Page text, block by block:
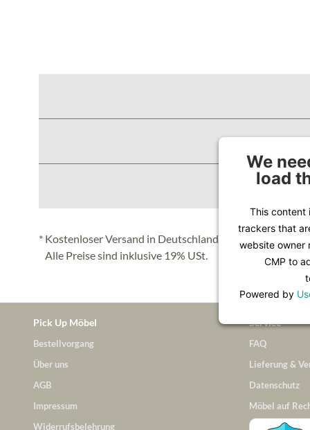
We
load
This content
trackers that
website owner
CMP to
Powered by
* Kostenloser Versand in Deutschland (Festland),
Alle Preise sind inklusive 19% USt.
Pick Up Möbel
Bestellvorgang
Über uns
AGB
Impressum
Widerrufsbelehrung
Service
FAQ
Lieferung &
Datenschutz
Möbel auf